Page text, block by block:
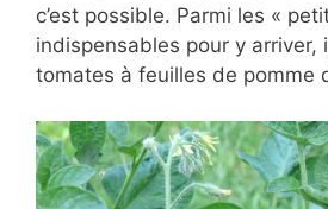
c’est possible. Parmi les «
indispensables pour y arriver,
tomates à feuilles de pomme